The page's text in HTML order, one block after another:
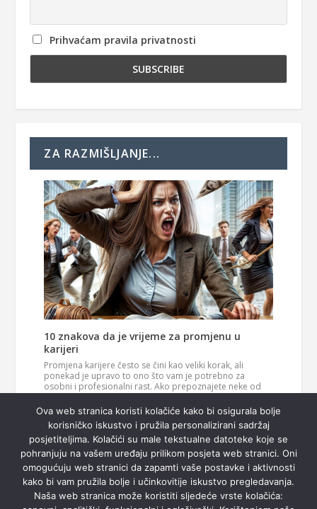
Prihvaćam pravila privatnosti
ZA RAZMIŠLJANJE...
10 znakova da je vrijeme za promjenu u
karijeri
Promjena karijere često se čini kao veliki korak, ali
ponekad je upravo to ono što vam je potrebno za
osobni i profesionalni rast. Ako prepoznajete neke od
ovih znakova, možda je vrijeme da razmislite o novom
smjeru u svom životu. 1. Vaš posao više vas…Pročitaj
više
Ova web stranica koristi kolačiće kako bi osigurala bolje
korisničko iskustvo i pružila personalizirani sadržaj
posjetiteljima. Kolačići su male tekstualne datoteke koje se
pohranjuju na vašem uređaju prilikom posjeta web stranici. Oni
omogućuju web stranici da zapamti vaše postavke i aktivnosti
kako bi vam pružila bolje i učinkovitije iskustvo pregledavanja.
Naša web stranica može koristiti sljedeće vrste kolačića: